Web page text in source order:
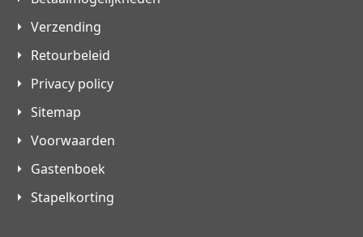
Verzending
Retourbeleid
Privacy policy
Sitemap
Voorwaarden
Gastenboek
Stapelkorting